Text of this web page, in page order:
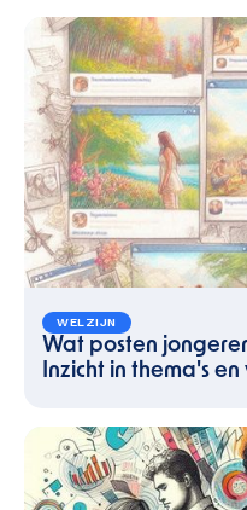
WELZIJN
Wat posten
Inzicht in thema's en